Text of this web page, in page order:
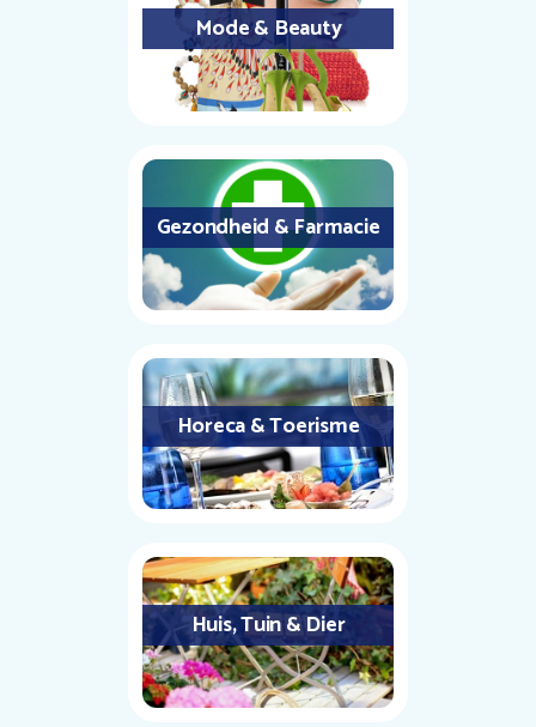
Mode & Beauty
Gezondheid & Farmacie
Horeca & Toerisme
Huis, Tuin & Dier